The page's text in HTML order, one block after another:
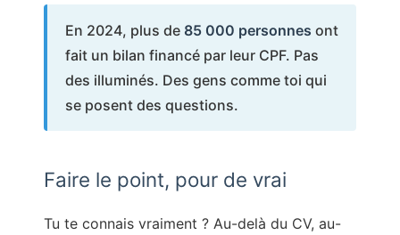
En 2024, plus de 85 000 personnes ont
fait un bilan financé par leur CPF. Pas
des illuminés. Des gens comme toi qui
se posent des questions.
Faire le point, pour de vrai
Tu te connais vraiment ? Au-delà du CV, au-